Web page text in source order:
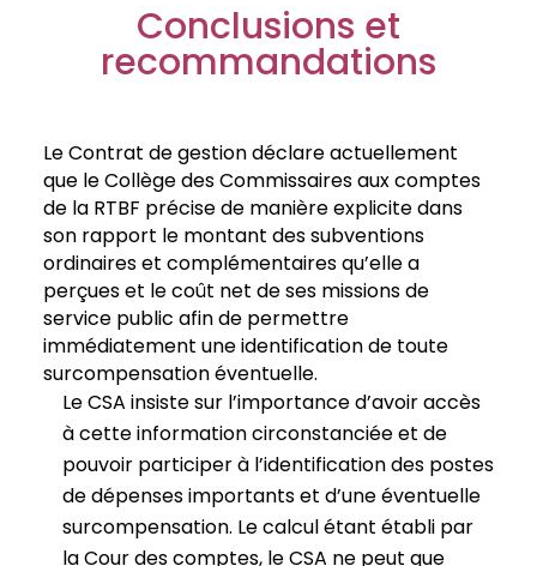
Conclusions et
recommandations
Le Contrat de gestion déclare actuellement
que le Collège des Commissaires aux comptes
de la RTBF précise de manière explicite dans
son rapport le montant des subventions
ordinaires et complémentaires qu’elle a
perçues et le coût net de ses missions de
service public afin de permettre
immédiatement une identification de toute
surcompensation éventuelle.
Le CSA insiste sur l’importance d’avoir accès
à cette information circonstanciée et de
pouvoir participer à l’identification des postes
de dépenses importants et d’une éventuelle
surcompensation. Le calcul étant établi par
la Cour des comptes, le CSA ne peut que